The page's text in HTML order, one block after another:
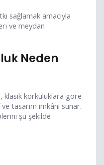
sağlamak amacıyla
ve meydan
Neden
klasik korkuluklara göre
tasarım imkânı sunar.
şu şekilde